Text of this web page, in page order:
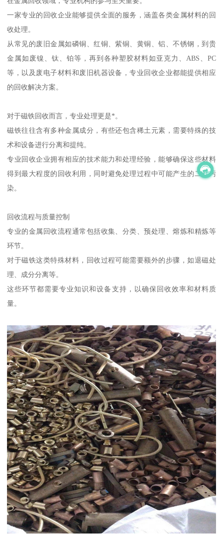
一家专业的回收企业能够提供全面的服务，涵盖各类金属材料的回
收处理。
从常见的废旧金属如磷铜、红铜、紫铜、黄铜、铝、不锈钢，到贵
金属如废镍、钛、铂等，再到各种塑胶材料如亚克力、ABS、PC
等，以及废电子材料和废旧机器设备，专业回收企业都能提供相应
的回收解决方案。
对于磁铁回收而言，专业处理更是*。
磁铁往往含有多种金属成分，有些还包含稀土元素，需要特殊的技
术和设备进行分离和提纯。
专业回收企业拥有相应的技术能力和处理经验，能够确保这些材料
得到最大程度的回收利用，同时避免处理过程中可能产生的二次污
染。
回收流程与质量控制
专业的金属回收流程通常包括收集、分类、预处理、熔炼和精炼等
环节。
对于磁铁这类特殊材料，回收过程可能需要额外的步骤，如退磁处
理、成分分离等。
这些环节都需要专业知识和设备支持，以确保回收效率和材料质
量。